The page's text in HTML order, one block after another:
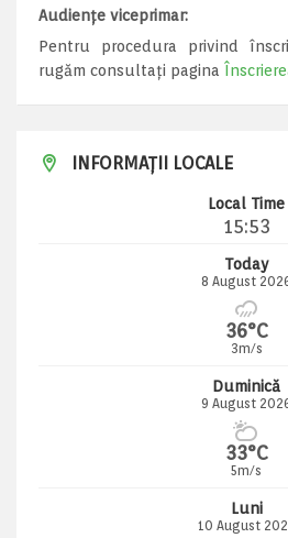
Audiențe viceprimar:
Pentru procedura privind
rugăm consultați pagina
INFORMAȚII LOCALE
Local Time
15:53
Today
8 August
36°C
3m/s
Duminică
9 August
33°C
5m/s
Luni
10 August